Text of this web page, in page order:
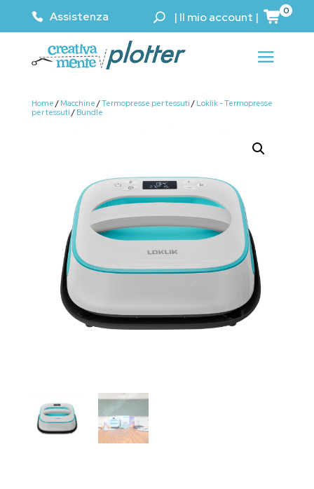
Assistenza | Il mio account | 0
Home / Macchine /Termopresse per tessuti / Loklik - Termopresse
per tessuti / Bundle